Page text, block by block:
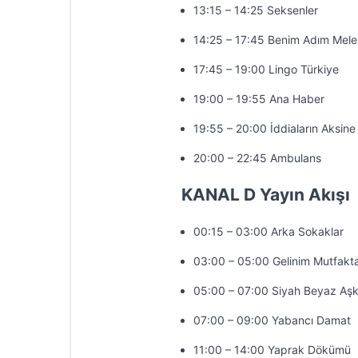
13:15 – 14:25 Seksenler
14:25 – 17:45 Benim Adım
17:45 – 19:00 Lingo Türkiye
19:00 – 19:55 Ana Haber
19:55 – 20:00 İddiaların Aksine
20:00 – 22:45 Ambulans
KANAL D Yayın Akışı
00:15 – 03:00 Arka Sokaklar
03:00 – 05:00 Gelinim
05:00 – 07:00 Siyah Beyaz Aşk
07:00 – 09:00 Yabancı Damat
11:00 – 14:00 Yaprak Dökümü